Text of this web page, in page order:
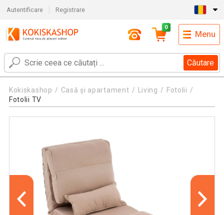
Autentificare Registrare
Căutare
0
Menu
Kokiskashop Casă și apartament Living
Fotolii
Fotolii TV